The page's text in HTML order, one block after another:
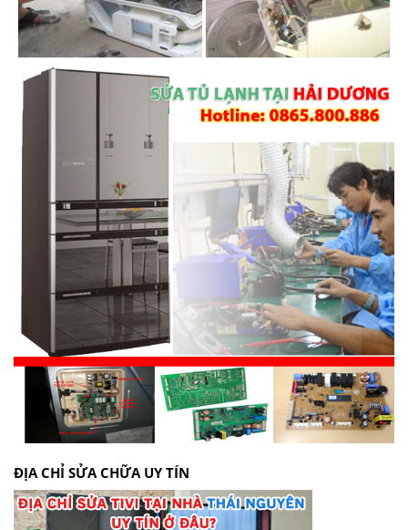
ĐỊA CHỈ SỬA CHỮA UY TÍN